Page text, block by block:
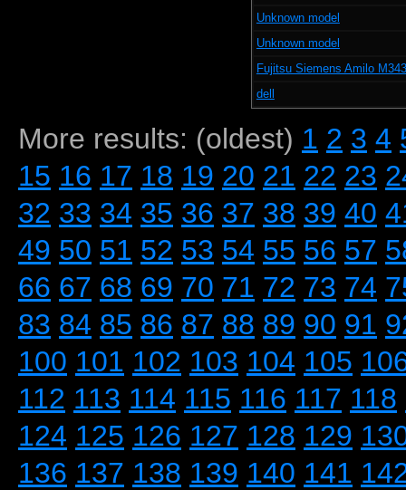
Unknown model
Unknown model
Fujitsu Siemens Amilo
dell
More results: (oldest) 1 2 3 4
15 16 17 18 19 20 21 22 23
32 33 34 35 36 37 38 39 40
49 50 51 52 53 54 55 56 57
66 67 68 69 70 71 72 73 74
83 84 85 86 87 88 89 90 91
100 101 102 103 104 105
112 113 114 115 116 117 118
124 125 126 127 128 129
136 137 138 139 140 141